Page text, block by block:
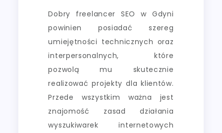
Dobry freelancer SEO w Gdyni
powinien posiadać szereg
umiejętności technicznych oraz
interpersonalnych, które
pozwolą mu skutecznie
realizować projekty dla klientów.
Przede wszystkim ważna jest
znajomość zasad działania
wyszukiwarek internetowych